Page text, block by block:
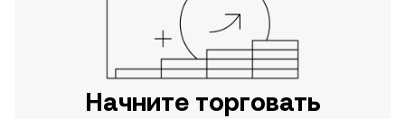
Начните торговать